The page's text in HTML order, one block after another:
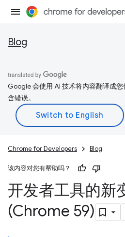
Blog
Google 会使用 AI 技术将内容翻译成
含错误。
Chrome for Developers Blog
该内容对您有帮助吗？
开发者工具的新
(Chrome 59)